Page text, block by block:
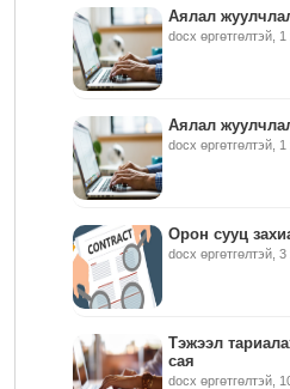
Аялал
docx өргөтгөлтэй, 1
Аялал
docx өргөтгөлтэй, 1
Орон сууц
docx өргөтгөлтэй, 3
Тэжээл
сая
docx өргөтгөлтэй,